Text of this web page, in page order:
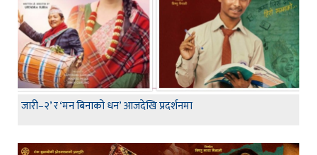
जारी–२’ र ‘मन बिनाको धन’ आजदेखि प्रदर्शनमा